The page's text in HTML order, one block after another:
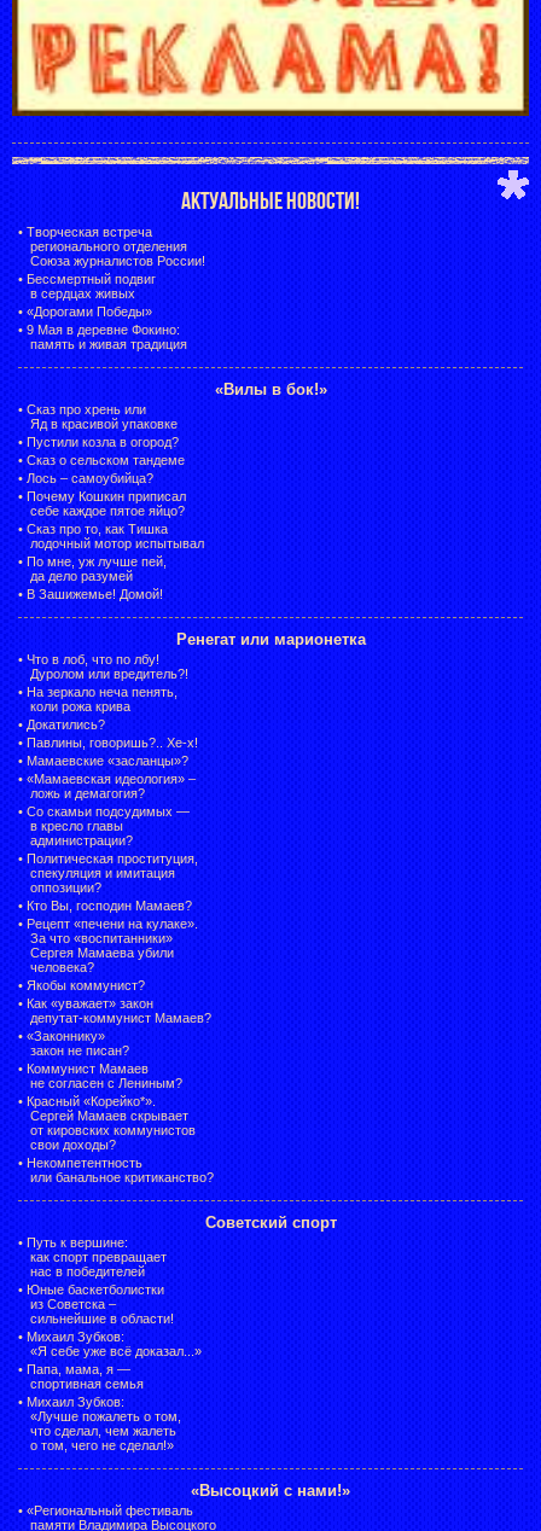
АКТУАЛЬНЫЕ НОВОСТИ!
• Творческая встреча
регионального отделения
Союза журналистов России!
• Бессмертный подвиг
в сердцах живых
• «Дорогами Победы»
• 9 Мая в деревне Фокино:
память и живая традиция
«Вилы в бок!»
• Сказ про хрень или
Яд в красивой упаковке
• Пустили козла в огород?
• Сказ о сельском тандеме
• Лось – самоубийца?
• Почему Кошкин приписал
себе каждое пятое яйцо?
• Сказ про то, как Тишка
лодочный мотор испытывал
• По мне, уж лучше пей,
да дело разумей
• В Зашижемье! Домой!
Ренегат или марионетка
• Что в лоб, что по лбу!
Дуролом или вредитель?!
• На зеркало неча пенять,
коли рожа крива
• Докатились?
• Павлины, говоришь?.. Хе-х!
• Мамаевские «засланцы»?
• «Мамаевская идеология» –
ложь и демагогия?
• Со скамьи подсудимых —
в кресло главы
администрации?
• Политическая проституция,
спекуляция и имитация
оппозиции?
• Кто Вы, господин Мамаев?
• Рецепт «печени на кулаке».
За что «воспитанники»
Сергея Мамаева убили
человека?
• Якобы коммунист?
• Как «уважает» закон
депутат-коммунист Мамаев?
• «Законнику»
закон не писан?
• Коммунист Мамаев
не согласен с Лениным?
• Красный «Корейко*».
Сергей Мамаев скрывает
от кировских коммунистов
свои доходы?
• Некомпетентность
или банальное критиканство?
Советский спорт
• Путь к вершине:
как спорт превращает
нас в победителей
• Юные баскетболистки
из Советска –
сильнейшие в области!
• Михаил Зубков:
«Я себе уже всё доказал...»
• Папа, мама, я —
спортивная семья
• Михаил Зубков:
«Лучше пожалеть о том,
что сделал, чем жалеть
о том, чего не сделал!»
«Высоцкий с нами!»
• «Региональный фестиваль
памяти Владимира Высоцкого